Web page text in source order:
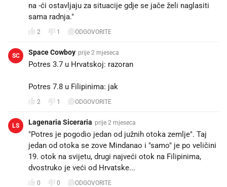
na -ći ostavljaju za situacije gdje se jače želi naglasiti
sama radnja."
2 1 ODGOVORITE
SC Space Cowboy prije 2 mjeseca
Potres 3.7 u Hrvatskoj: razoran
Potres 7.8 u Filipinima: jak
2 1 ODGOVORITE
LS Lagenaria Siceraria prije 2 mjeseca
"Potres je pogodio jedan od južnih otoka zemlje". Taj
jedan od otoka se zove Mindanao i "samo" je po veličini
19. otok na svijetu, drugi najveći otok na Filipinima,
dvostruko je veći od Hrvatske...
0 0 ODGOVORITE